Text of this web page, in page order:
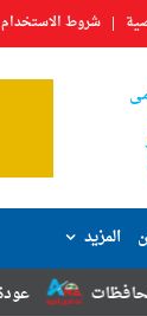
شروط الاستخدام
المزيد
عودة مبادرة تسوية